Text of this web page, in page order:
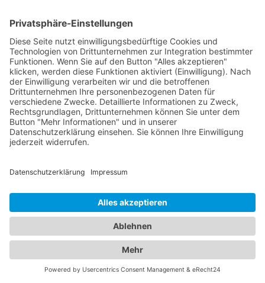
Das ist nah!
Branchenbuch
Kontakt & Hilfe
Für Unternehmen
Anzeigenschaltung
Impressum
Datenschutz
Cookie-Einstellungen
Beliebte Kategorien